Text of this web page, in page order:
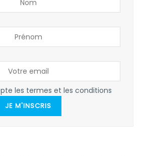
les termes et les conditions
JE M'INSCRIS